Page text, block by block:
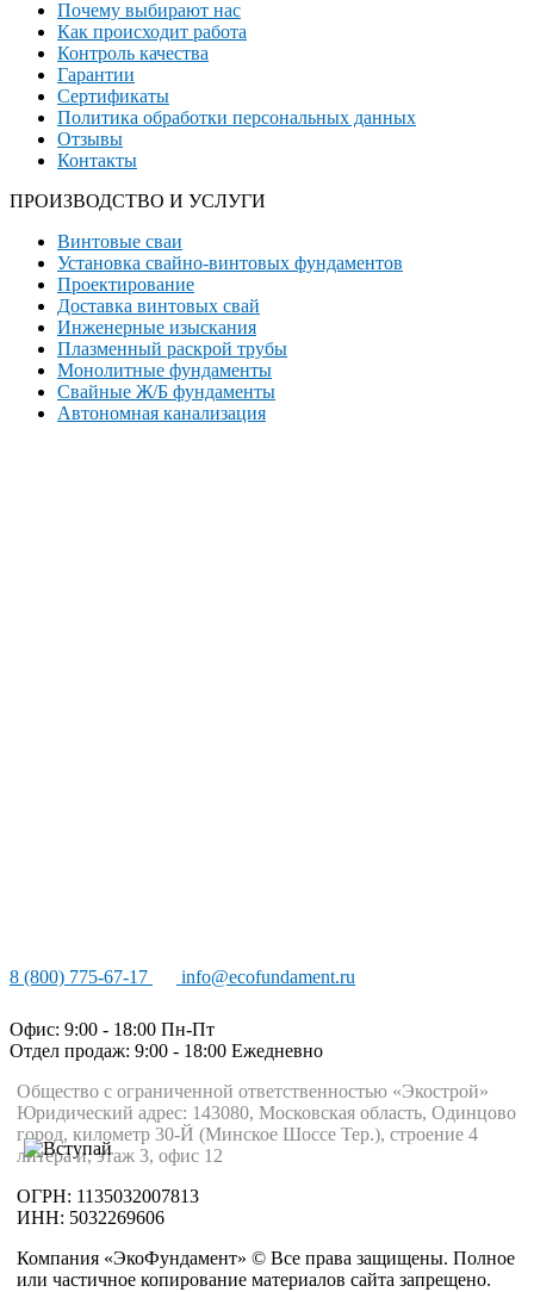
Почему выбирают нас
Как происходит работа
Контроль качества
Гарантии
Сертификаты
Политика обработки персональных данных
Отзывы
Контакты
ПРОИЗВОДСТВО И УСЛУГИ
Винтовые сваи
Установка свайно-винтовых фундаментов
Проектирование
Доставка винтовых свай
Инженерные изыскания
Плазменный раскрой трубы
Монолитные фундаменты
Свайные Ж/Б фундаменты
Автономная канализация
8 (800) 775-67-17 info@ecofundament.ru
Офис: 9:00 - 18:00 Пн-Пт
Отдел продаж: 9:00 - 18:00 Ежедневно
Общество с ограниченной ответственностью «Экострой»
Юридический адрес: 143080, Московская область, Одинцово
город, километр 30-Й (Минское Шоссе Тер.), строение 4
литера и, этаж 3, офис 12
ОГРН: 1135032007813
ИНН: 5032269606
Компания «ЭкоФундамент» © Все права защищены. Полное
или частичное копирование материалов сайта запрещено.